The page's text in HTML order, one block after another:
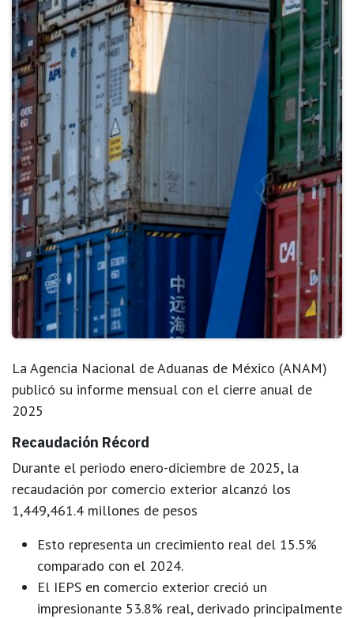
La Agencia Nacional de Aduanas de México (ANAM)
publicó su informe mensual con el cierre anual de
2025
Recaudación Récord
Durante el periodo enero-diciembre de 2025, la
recaudación por comercio exterior alcanzó los
1,449,461.4 millones de pesos
Esto representa un crecimiento real del 15.5%
comparado con el 2024.
El IEPS en comercio exterior creció un
impresionante 53.8% real, derivado principalmente